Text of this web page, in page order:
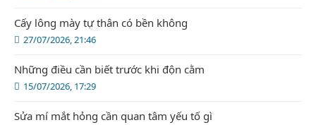
27/07/2026, 21:46
Cấy lông mày tự thân có bền không
15/07/2026, 17:29
Những điều cần biết trước khi độn cằm
Sửa mí mắt hỏng cần quan tâm yếu tố gì